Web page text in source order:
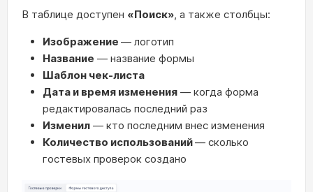
В таблице доступен «Поиск», а также столбцы:
Изображение — логотип
Название — название формы
Шаблон чек-листа
Дата и время изменения — когда форма
редактировалась последний раз
Изменил — кто последним внес изменения
Количество использований— сколько
гостевых проверок создано